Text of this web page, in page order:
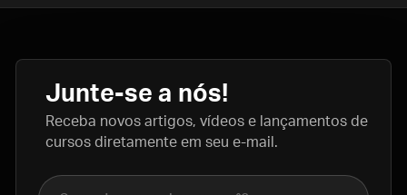
Junte-se a nós!
Receba novos artigos, vídeos e lançamentos de
cursos diretamente em seu e-mail.
Nome completo